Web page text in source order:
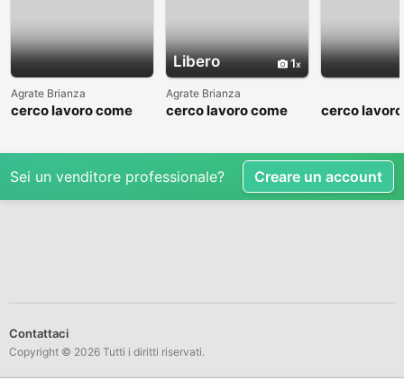
Agrate Brianza
cerco lavoro come
Libero 1
Agrate Brianza
cerco lavoro come
cerco
Sei un venditore professionale? Creare un account
Contattaci
Copyright © 2026 Tutti i diritti riservati.